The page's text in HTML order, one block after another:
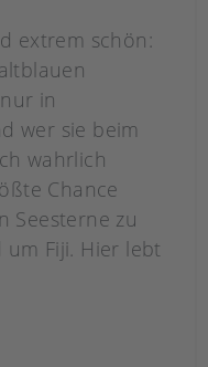
extrem schön:
in
wer sie beim
wahrlich
Chance
Seesterne zu
Fiji. Hier lebt